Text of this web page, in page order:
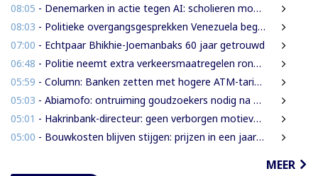
08:05 - Denemarken in actie tegen AI: scholieren moeten extra mondelinge examens doen
08:03 - Politieke overgangsgesprekken Venezuela beginnen zonder Machado
07:00 - Echtpaar Bhikhie-Joemanbaks 60 jaar getrouwd
06:48 - Politie neemt extra verkeersmaatregelen rond afgesloten Domineestraat
05:59 - Column: Banken zetten met hogere ATM-tarieven digitale economie op achterstand
05:03 - Abiamofo: ontruiming goudzoekers nodig na dodelijke risico’s in Moeroekreek en 21 Bergi
05:01 - Hakrinbank-directeur: geen verborgen motieven bij verkoop DSB-belang
05:00 - Bouwkosten blijven stijgen: prijzen in een jaar tijd gemiddeld 7,3% hoger
MEER